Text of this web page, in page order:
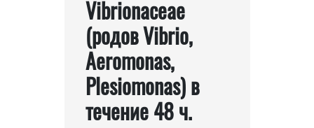
Vibrionaceae
(родов Vibrio,
Aeromonas,
Plesiomonas) в
течение 48 ч.